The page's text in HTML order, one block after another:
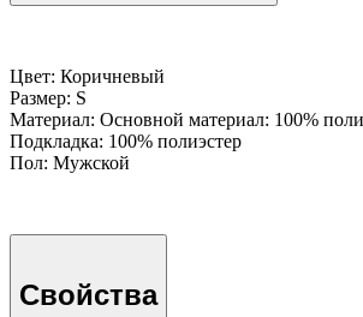
Цвет: Коричневый
Размер: S
Материал: Основной материал: 100%
Подкладка: 100% полиэстер
Пол: Мужской
Свойства